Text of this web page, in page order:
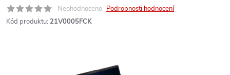
Neohodnoceno Podrobnosti hodnocení
Kód produktu: 21V0005FCK